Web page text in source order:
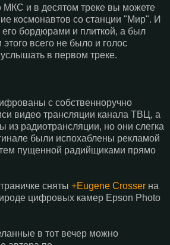
МКС и в десятом треке вы можете
космонавтов со станции "Мир". И
бордюрами и плиткой, а был
всего не было и голос
в первом треке.
с собственноручно
видео трансляции канала ТВЦ, а
из радиотрансляции, но они слегка
были испохаблены рекламой
пущенной радийщиками прямо
сняты +Eugene Crosser на
цифровых камер Epson Photo
в тот вечер можно